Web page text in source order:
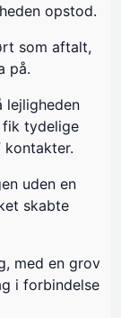
opstod.
som aftalt,
på.
lejligheden
fik tydelige
uden en
skabte
med en grov
i forbindelse